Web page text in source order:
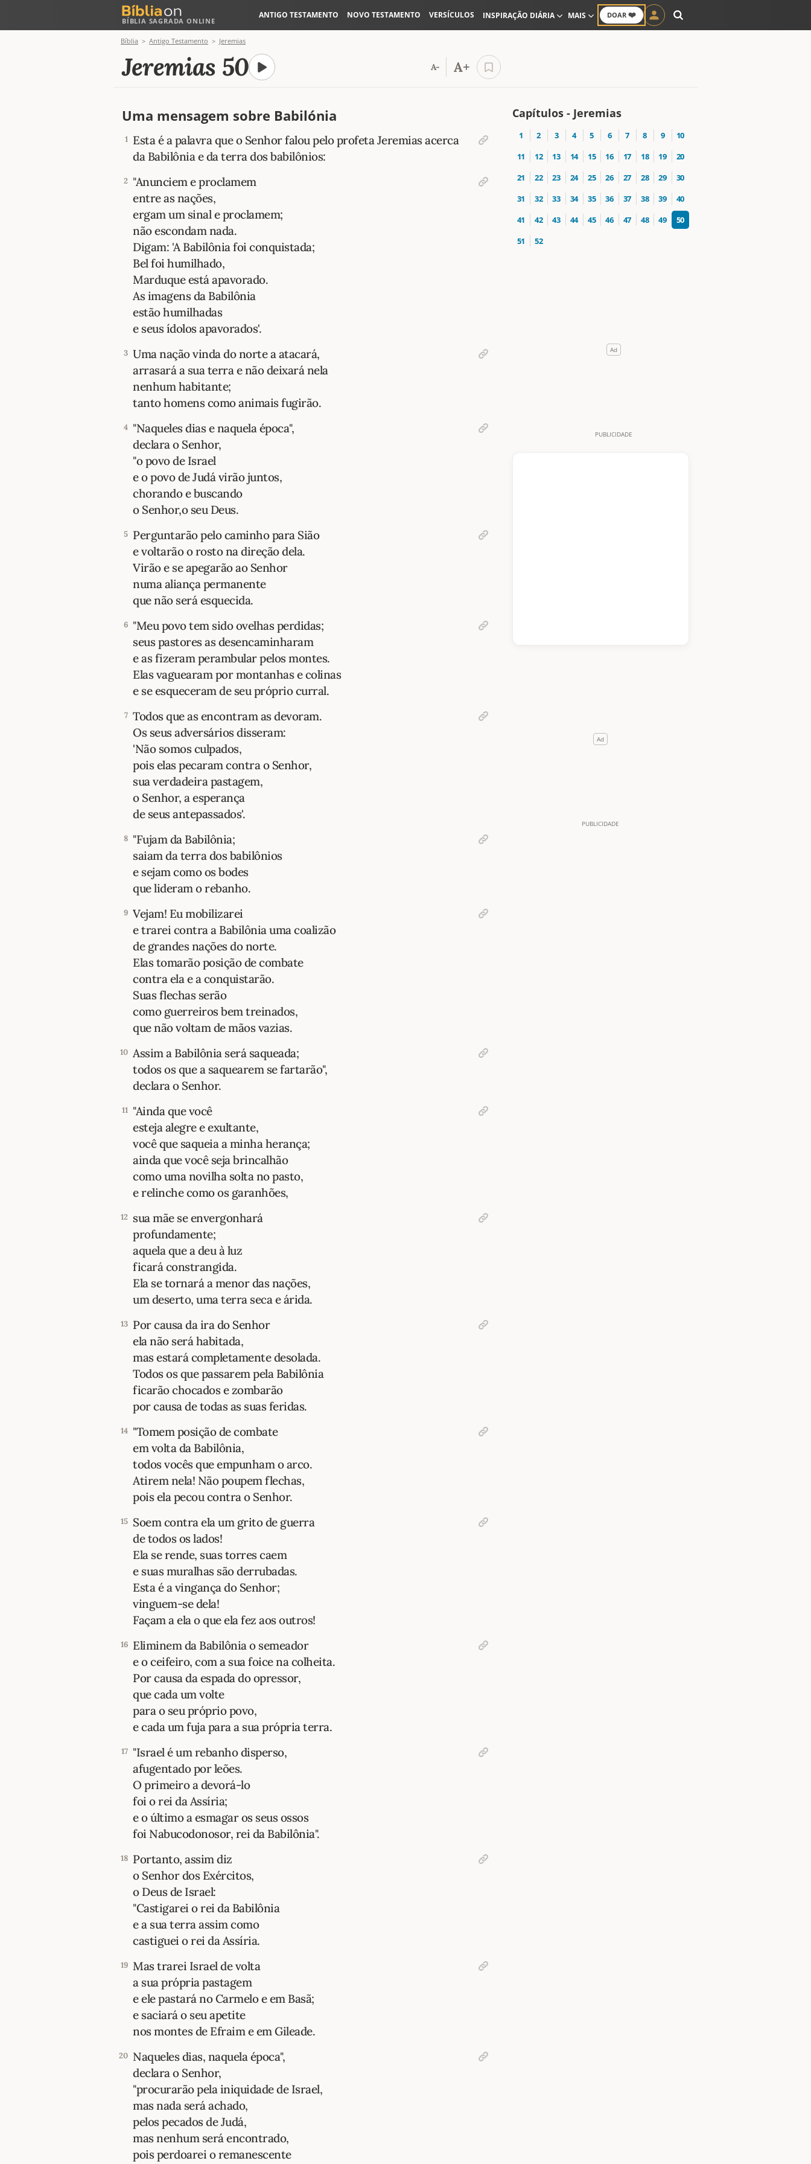
BÍBLIA SAGRADA ONLINE
DOAR ❤️
ANTIGO TESTAMENTO NOVO TESTAMENTO VERSÍCULOS INSPIRAÇÃO DIÁRIA MAIS
Bíblia Antigo Testamento Jeremias
Jeremias 50 A- A+
Uma mensagem sobre Babilónia
1 Esta é a palavra que o Senhor falou pelo profeta Jeremias acerca
da Babilônia e da terra dos babilônios:
2 "Anunciem e proclamem
entre as nações,
ergam um sinal e proclamem;
não escondam nada.
Digam: 'A Babilônia foi conquistada;
Bel foi humilhado,
Marduque está apavorado.
As imagens da Babilônia
estão humilhadas
e seus ídolos apavorados'.
3 Uma nação vinda do norte a atacará,
arrasará a sua terra e não deixará nela
nenhum habitante;
tanto homens como animais fugirão.
4 "Naqueles dias e naquela época",
declara o Senhor,
"o povo de Israel
e o povo de Judá virão juntos,
chorando e buscando
o Senhor,o seu Deus.
5 Perguntarão pelo caminho para Sião
e voltarão o rosto na direção dela.
Virão e se apegarão ao Senhor
numa aliança permanente
que não será esquecida.
6 "Meu povo tem sido ovelhas perdidas;
seus pastores as desencaminharam
e as fizeram perambular pelos montes.
Elas vaguearam por montanhas e colinas
e se esqueceram de seu próprio curral.
7 Todos que as encontram as devoram.
Os seus adversários disseram:
'Não somos culpados,
pois elas pecaram contra o Senhor,
sua verdadeira pastagem,
o Senhor, a esperança
de seus antepassados'.
8 "Fujam da Babilônia;
saiam da terra dos babilônios
e sejam como os bodes
que lideram o rebanho.
9 Vejam! Eu mobilizarei
e trarei contra a Babilônia uma coalizão
de grandes nações do norte.
Elas tomarão posição de combate
contra ela e a conquistarão.
Suas flechas serão
como guerreiros bem treinados,
que não voltam de mãos vazias.
10 Assim a Babilônia será saqueada;
todos os que a saquearem se fartarão",
declara o Senhor.
11 "Ainda que você
esteja alegre e exultante,
você que saqueia a minha herança;
ainda que você seja brincalhão
como uma novilha solta no pasto,
e relinche como os garanhões,
12 sua mãe se envergonhará
profundamente;
aquela que a deu à luz
ficará constrangida.
Ela se tornará a menor das nações,
um deserto, uma terra seca e árida.
13 Por causa da ira do Senhor
ela não será habitada,
mas estará completamente desolada.
Todos os que passarem pela Babilônia
ficarão chocados e zombarão
por causa de todas as suas feridas.
14 "Tomem posição de combate
em volta da Babilônia,
todos vocês que empunham o arco.
Atirem nela! Não poupem flechas,
pois ela pecou contra o Senhor.
15 Soem contra ela um grito de guerra
de todos os lados!
Ela se rende, suas torres caem
e suas muralhas são derrubadas.
Esta é a vingança do Senhor;
vinguem-se dela!
Façam a ela o que ela fez aos outros!
16 Eliminem da Babilônia o semeador
e o ceifeiro, com a sua foice na colheita.
Por causa da espada do opressor,
que cada um volte
para o seu próprio povo,
e cada um fuja para a sua própria terra.
17 "Israel é um rebanho disperso,
afugentado por leões.
O primeiro a devorá-lo
foi o rei da Assíria;
e o último a esmagar os seus ossos
foi Nabucodonosor, rei da Babilônia".
18 Portanto, assim diz
o Senhor dos Exércitos,
o Deus de Israel:
"Castigarei o rei da Babilônia
e a sua terra assim como
castiguei o rei da Assíria.
19 Mas trarei Israel de volta
a sua própria pastagem
e ele pastará no Carmelo e em Basã;
e saciará o seu apetite
nos montes de Efraim e em Gileade.
20 Naqueles dias, naquela época",
declara o Senhor,
"procurarão pela iniquidade de Israel,
mas nada será achado,
pelos pecados de Judá,
mas nenhum será encontrado,
pois perdoarei o remanescente
Capítulos - Jeremias
1 2 3 4 5 6 7 8 9
10
11
12 13 14 15 16 17 18 19
20
21
22 23 24 25 26 27 28 29
30
31
32 33 34 35 36 37 38 39
40
41
42 43 44 45 46 47 48 49
50
51
52